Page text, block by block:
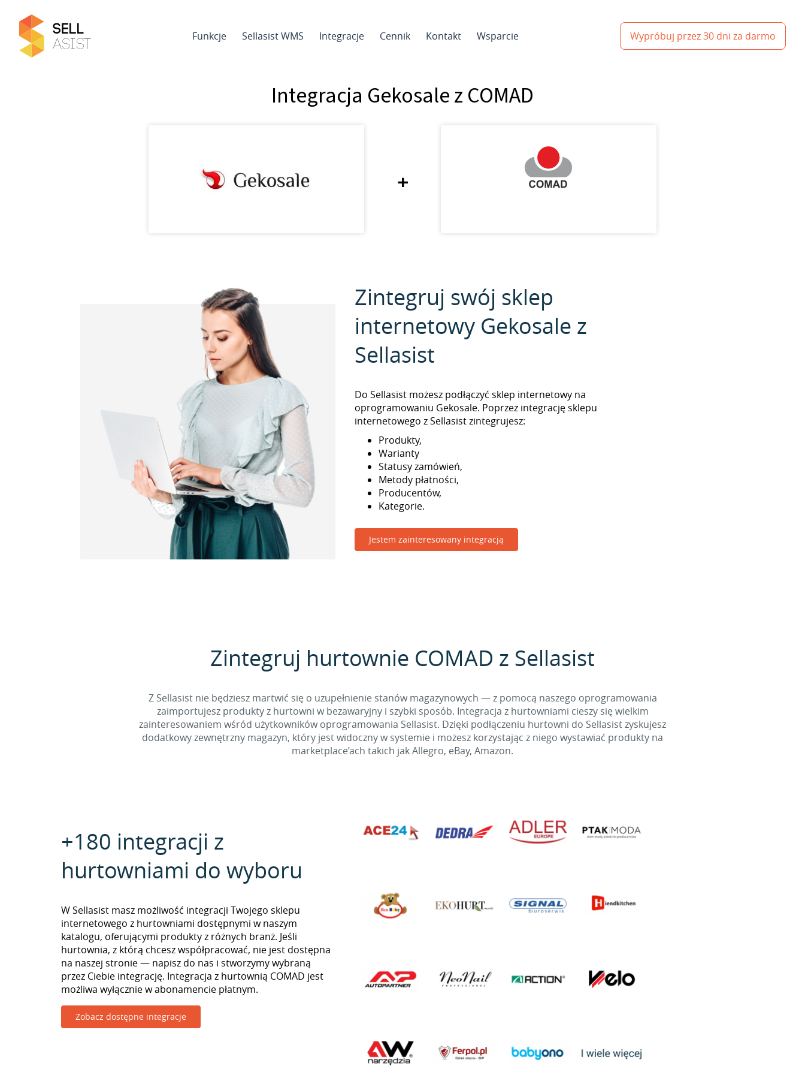
Funkcje Sellasist WMS Integracje Cennik Kontakt Wsparcie Wypróbuj przez 30 dni za darmo
Integracja Gekosale z COMAD
+
Zintegruj swój sklep
internetowy Gekosale z
Sellasist
Do Sellasist możesz podłączyć sklep internetowy na
oprogramowaniu Gekosale. Poprzez integrację sklepu
internetowego z Sellasist zintegrujesz:
Produkty,
Warianty
Statusy zamówień,
Metody płatności,
Producentów,
Kategorie.
Jestem zainteresowany integracją
Zintegruj hurtownie COMAD z Sellasist
Z Sellasist nie będziesz martwić się o uzupełnienie stanów magazynowych — z pomocą naszego oprogramowania
zaimportujesz produkty z hurtowni w bezawaryjny i szybki sposób. Integracja z hurtowniami cieszy się wielkim
zainteresowaniem wśród użytkowników oprogramowania Sellasist. Dzięki podłączeniu hurtowni do Sellasist zyskujesz
dodatkowy zewnętrzny magazyn, który jest widoczny w systemie i możesz korzystając z niego wystawiać produkty na
marketplace’ach takich jak Allegro, eBay, Amazon.
+180 integracji z
hurtowniami do wyboru
W Sellasist masz możliwość integracji Twojego sklepu
internetowego z hurtowniami dostępnymi w naszym
katalogu, oferującymi produkty z różnych branż. Jeśli
hurtownia, z którą chcesz współpracować, nie jest dostępna
na naszej stronie — napisz do nas i stworzymy wybraną
przez Ciebie integrację. Integracja z hurtownią COMAD jest
możliwa wyłącznie w abonamencie płatnym.
Zobacz dostępne integracje